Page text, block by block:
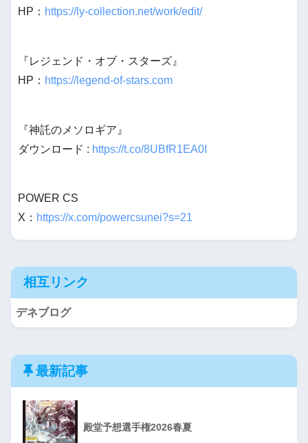
HP： https://ly-collection.net/work/edit/
『レジェンド・オブ・スターズ』
HP： https://legend-of-stars.com
『神託のメソロギア』
ダウンロード : https://t.co/8UBfR1EA0I
POWER CS
X： https://x.com/powercsunei?s=21
相互リンク
デネブログ
最新記事
殿堂予想選手権2026春夏